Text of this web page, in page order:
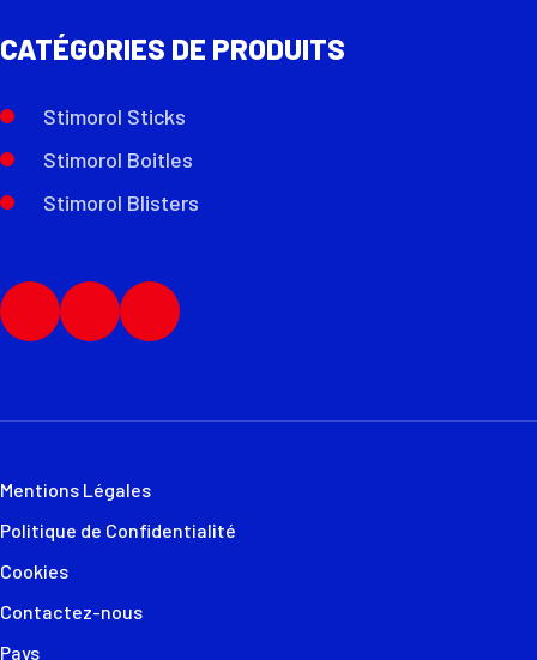
CATÉGORIES DE PRODUITS
Stimorol Sticks
Stimorol Boitles
Stimorol Blisters
Mentions Légales
Politique de Confidentialité
Cookies
Contactez-nous
Pays